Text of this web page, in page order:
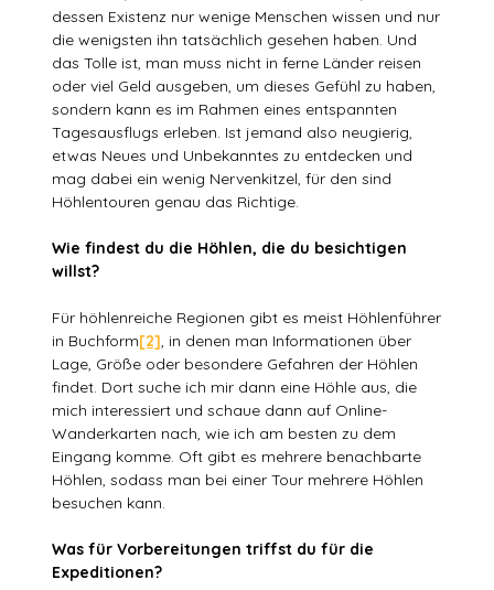
dessen Existenz nur wenige Menschen wissen und nur
die wenigsten ihn tatsächlich gesehen haben. Und
das Tolle ist, man muss nicht in ferne Länder reisen
oder viel Geld ausgeben, um dieses Gefühl zu haben,
sondern kann es im Rahmen eines entspannten
Tagesausflugs erleben. Ist jemand also neugierig,
etwas Neues und Unbekanntes zu entdecken und
mag dabei ein wenig Nervenkitzel, für den sind
Höhlentouren genau das Richtige.
Wie findest du die Höhlen, die du besichtigen
willst?
Für höhlenreiche Regionen gibt es meist Höhlenführer
in Buchform[2], in denen man Informationen über
Lage, Größe oder besondere Gefahren der Höhlen
findet. Dort suche ich mir dann eine Höhle aus, die
mich interessiert und schaue dann auf Online-
Wanderkarten nach, wie ich am besten zu dem
Eingang komme. Oft gibt es mehrere benachbarte
Höhlen, sodass man bei einer Tour mehrere Höhlen
besuchen kann.
Was für Vorbereitungen triffst du für die
Expeditionen?